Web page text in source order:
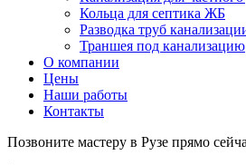
Кольца для септика ЖБ
Разводка труб
Траншея под канализацию
О компании
Цены
Наши работы
Контакты
Позвоните мастеру в Рузе прямо